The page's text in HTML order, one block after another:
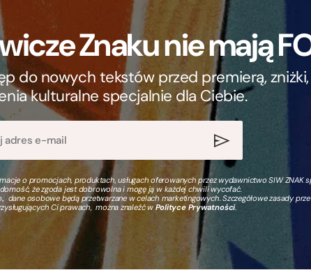
Znaku nie mają
do nowych tekstów przed premierą,
kulturalne specjalnie dla Ciebie.
o promocjach, produktach, usługach oferowanych przez wydawnictwo SIW ZNAK
że zgoda jest dobrowolna i mogę ją w każdej chwili wycofać.
osobowe będą przetwarzane w celach marketingowych. Szczegółowe zasady
Ci prawach, można znaleźć wPolityce Prywatności.